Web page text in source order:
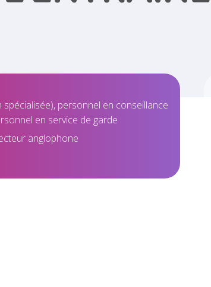
personnel en conseillance
en service de garde
anglophone